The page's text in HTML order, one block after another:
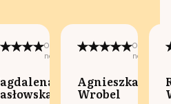
Opublikowano
na:
na:
Agnieszka
Wrobel